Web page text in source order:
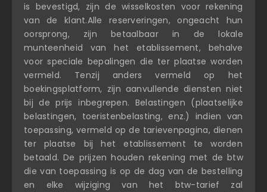
is bevestigd, zijn de wisselkosten voor rekening
van de klant.Alle reserveringen, ongeacht hun
oorsprong, zijn betaalbaar in de lokale
munteenheid van het etablissement, behalve
voor speciale bepalingen die ter plaatse worden
vermeld. Tenzij anders vermeld op het
boekingsplatform, zijn aanvullende diensten niet
bij de prijs inbegrepen. Belastingen (plaatselijke
belastingen, toeristenbelasting, enz.) indien van
toepassing, vermeld op de tarievenpagina, dienen
ter plaatse bij het etablissement te worden
betaald. De prijzen houden rekening met de btw
die van toepassing is op de dag van de bestelling
en elke wijziging van het btw-tarief zal